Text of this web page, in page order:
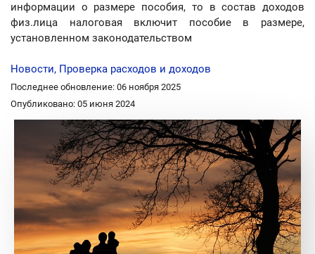
информации о размере пособия, то в состав доходов
физ.лица налоговая включит пособие в размере,
установленном законодательством
Новости, Проверка расходов и доходов
Последнее обновление: 06 ноября 2025
Опубликовано: 05 июня 2024